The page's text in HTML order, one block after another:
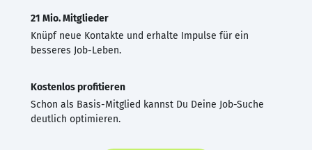
21 Mio. Mitglieder
Knüpf neue Kontakte und erhalte Impulse für ein
besseres Job-Leben.
Kostenlos profitieren
Schon als Basis-Mitglied kannst Du Deine Job-Suche
deutlich optimieren.